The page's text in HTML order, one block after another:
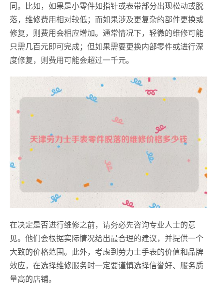
同。比如，如果是小零件如指针或表带部分出现松动或脱
落，维修费用相对较低；而如果涉及更复杂的部件更换或
修复，则费用会相应增加。通常情况下，轻微的维修可能
只需几百元即可完成；但如果需要更换内部零件或进行深
度修复，则费用可能会超过一千元。
在决定是否进行维修之前，请务必先咨询专业人士的意
见。他们会根据实际情况给出最合理的建议，并提供一个
大致的价格范围。此外，考虑到劳力士手表的价值和品牌
效应，在选择维修服务时一定要谨慎选择信誉好、服务质
量高的店铺。